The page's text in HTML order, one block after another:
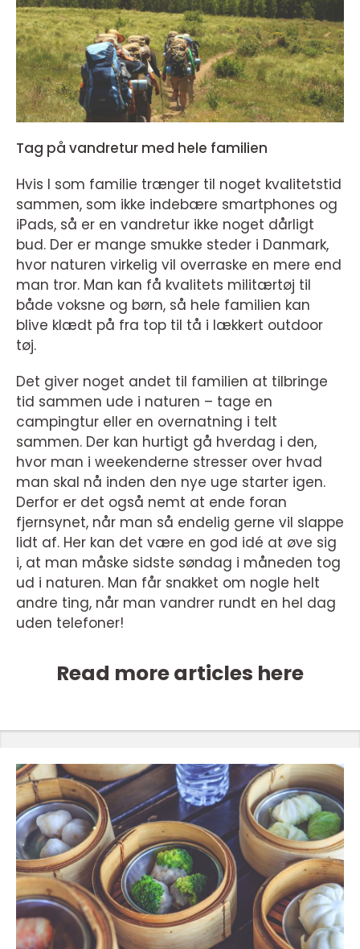
Tag på vandretur med hele familien
Hvis I som familie trænger til noget kvalitetstid
sammen, som ikke indebære smartphones og
iPads, så er en vandretur ikke noget dårligt
bud. Der er mange smukke steder i Danmark,
hvor naturen virkelig vil overraske en mere end
man tror. Man kan få kvalitets militærtøj til
både voksne og børn, så hele familien kan
blive klædt på fra top til tå i lækkert outdoor
tøj.
Det giver noget andet til familien at tilbringe
tid sammen ude i naturen – tage en
campingtur eller en overnatning i telt
sammen. Der kan hurtigt gå hverdag i den,
hvor man i weekenderne stresser over hvad
man skal nå inden den nye uge starter igen.
Derfor er det også nemt at ende foran
fjernsynet, når man så endelig gerne vil slappe
lidt af. Her kan det være en god idé at øve sig
i, at man måske sidste søndag i måneden tog
ud i naturen. Man får snakket om nogle helt
andre ting, når man vandrer rundt en hel dag
uden telefoner!
Read more articles here